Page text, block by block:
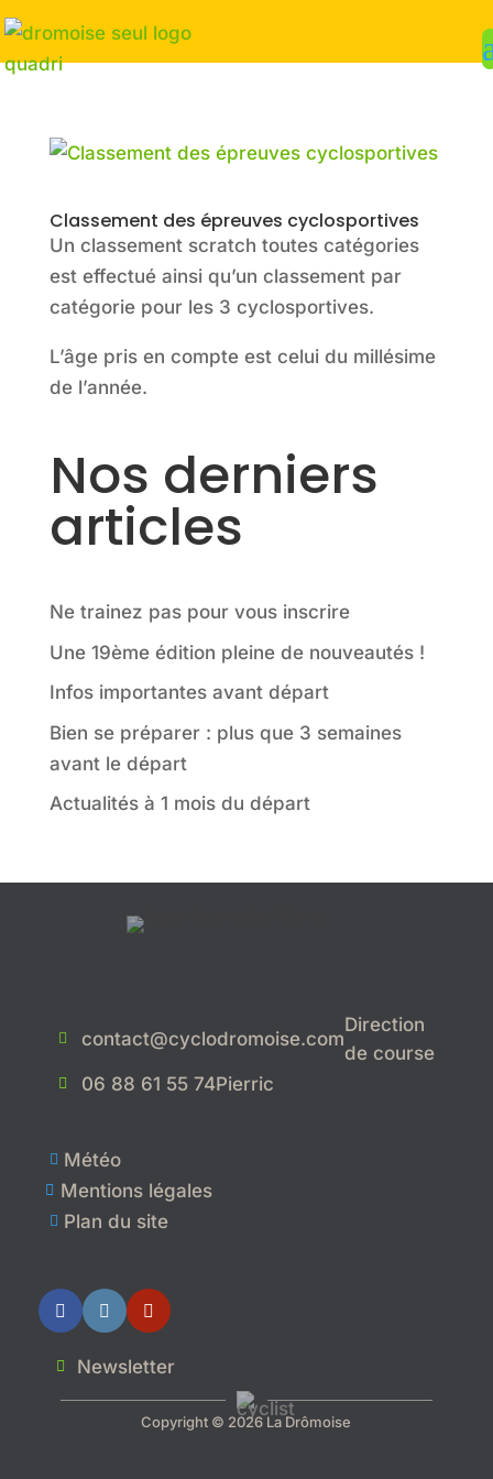
Classement des épreuves cyclosportives
Un classement scratch toutes catégories
est effectué ainsi qu’un classement par
catégorie pour les 3 cyclosportives.
L’âge pris en compte est celui du millésime
de l’année.
Nos derniers
articles
Ne trainez pas pour vous inscrire
Une 19ème édition pleine de nouveautés !
Infos importantes avant départ
Bien se préparer : plus que 3 semaines
avant le départ
Actualités à 1 mois du départ
 contact@cyclodromoise.com
Direction
de course
 06 88 61 55 74Pierric
 Météo
 Mentions légales
 Plan du site
 Newsletter
Copyright © 2026 La Drômoise